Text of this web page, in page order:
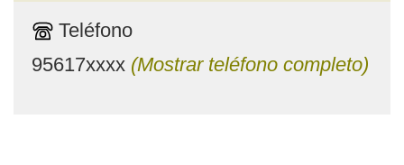
Teléfono
95617xxxx (Mostrar teléfono completo)